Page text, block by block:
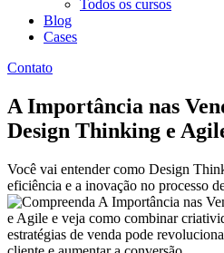
Todos os cursos
Blog
Cases
Contato
A Importância nas
Design Thinking e
Você vai entender como Design
eficiência e a inovação no processo